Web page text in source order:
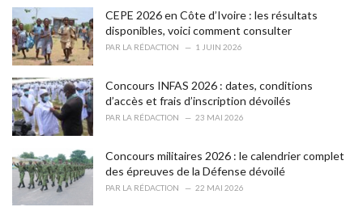
i
e
s
:
CEPE 2026 en Côte d’Ivoire : les résultats
disponibles, voici comment consulter
PAR LA RÉDACTION 1 JUIN 2026
Concours INFAS 2026 : dates, conditions
d’accès et frais d’inscription dévoilés
PAR LA RÉDACTION 23 MAI 2026
Concours militaires 2026 : le calendrier complet
des épreuves de la Défense dévoilé
PAR LA RÉDACTION 22 MAI 2026